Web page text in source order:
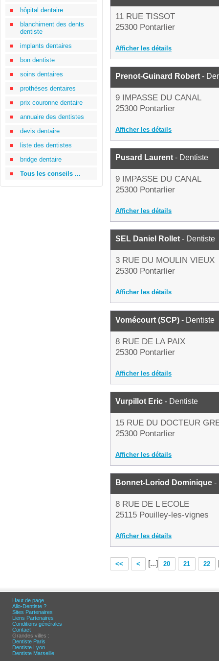
hôpital dentaire
blanchiment des dents
dentiste
implants dentaires
bon dentiste
soins dentaires
prothèses dentaires
prix couronne dentaire
annuaire des dentistes
devis dentaire
liste des dentistes
bridge dentaire
Tous les conseils ...
11 RUE TISSOT
25300 Pontarlier
Afficher les détails
Prenot-Guinard Robert -
9 IMPASSE DU CANAL
25300 Pontarlier
Afficher les détails
Pusard Laurent - Dentiste
9 IMPASSE DU CANAL
25300 Pontarlier
Afficher les détails
SEL Daniel Rollet - Dentiste
3 RUE DU MOULIN VIEUX
25300 Pontarlier
Afficher les détails
Vomécourt (SCP) - Dentiste
8 RUE DE LA PAIX
25300 Pontarlier
Afficher les détails
Vurpillot Eric - Dentiste
15 RUE DU DOCTEUR
25300 Pontarlier
Afficher les détails
Bonnet-Loriod Dominique -
8 RUE DE L ECOLE
25115 Pouilley-les-vignes
Afficher les détails
<< < [...] 20 21 22
Haut de page
Allo-Dentiste ?
Sites Partenaires
Liens Partenaires
Conditions générales
Contact
Grandes villes :
Dentiste Paris
Dentiste Lyon
Dentiste Marseille